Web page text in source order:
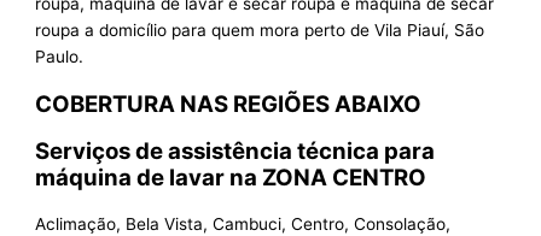
roupa a domicílio para quem mora perto de Vila Piauí, São
Paulo.
COBERTURA NAS REGIÕES ABAIXO
Serviços de assistência técnica para
máquina de lavar na ZONA CENTRO
Aclimação, Bela Vista, Cambuci, Centro, Consolação,